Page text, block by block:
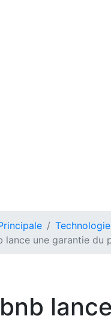
Technologie
lance une garantie du